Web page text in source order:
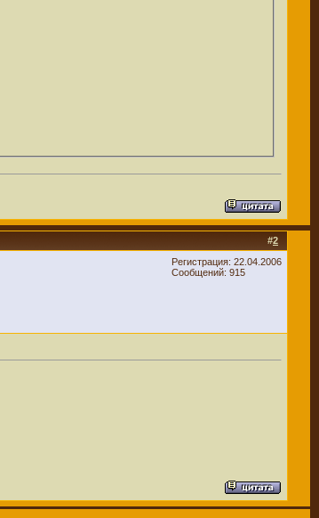
#2
Регистрация: 22.04.2006
Сообщений: 915